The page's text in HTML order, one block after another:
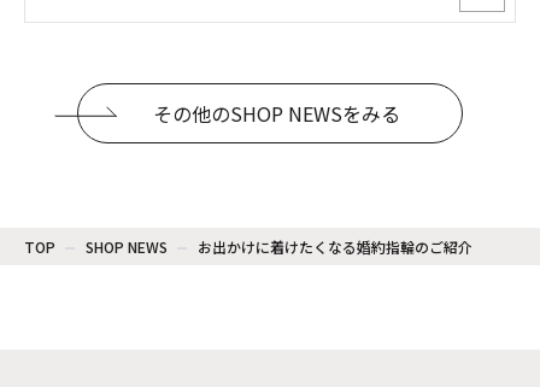
その他のSHOP NEWSをみる
TOP SHOP NEWS お出かけに着けたくなる婚約指輪のご紹介